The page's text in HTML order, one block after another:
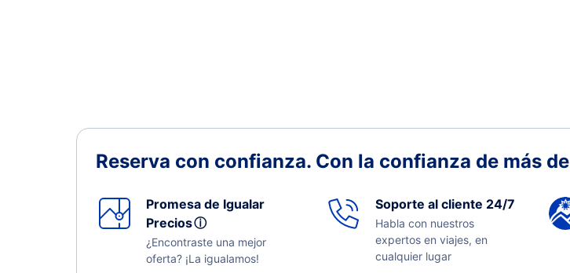
Reserva con confianza. Con la confianza de más
Promesa de Igualar
Preciosⓘ
¿Encontraste una mejor
oferta? ¡La igualamos!
Soporte al cliente 24/7
Habla con nuestros
expertos en viajes, en
cualquier lugar